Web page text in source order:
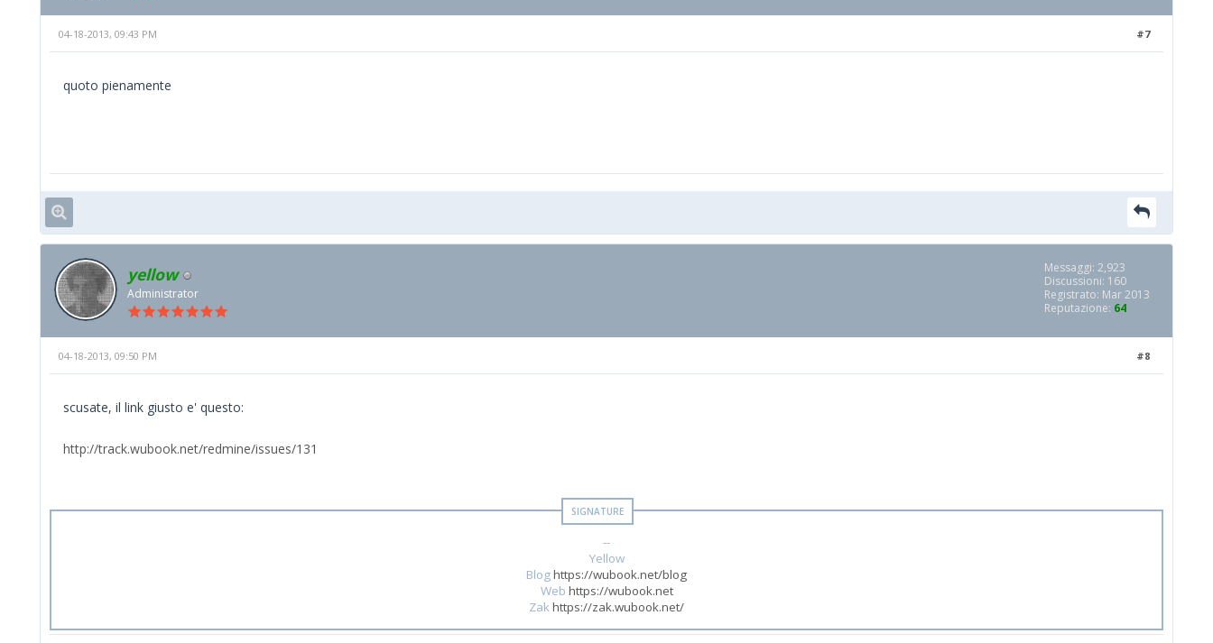
#7
04-18-2013, 09:43 PM
quoto pienamente
yellow
Administrator
Messaggi: 2,923
Discussioni: 160
Registrato: Mar 2013
Reputazione: 64
#8
04-18-2013, 09:50 PM
scusate, il link giusto e' questo:
http://track.wubook.net/redmine/issues/131
--
Yellow
Bloghttps://wubook.net/blog
Web https://wubook.net
Zakhttps://zak.wubook.net/